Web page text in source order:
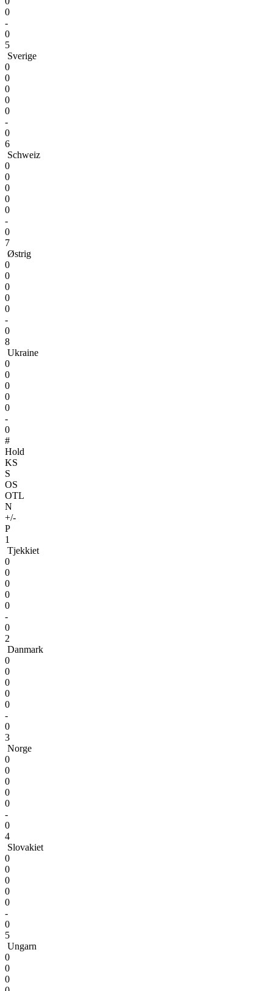
0
-
0
5
Sverige
0
0
0
0
0
-
0
6
Schweiz
0
0
0
0
0
-
0
7
Østrig
0
0
0
0
0
-
0
8
Ukraine
0
0
0
0
0
-
0
#
Hold
KS
S
OS
OTL
N
+/-
P
1
Tjekkiet
0
0
0
0
0
-
0
2
Danmark
0
0
0
0
0
-
0
3
Norge
0
0
0
0
0
-
0
4
Slovakiet
0
0
0
0
0
-
0
5
Ungarn
0
0
0